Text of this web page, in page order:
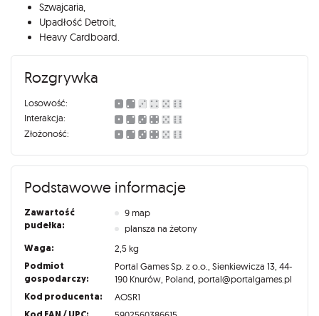
Szwajcaria,
Upadłość Detroit,
Heavy Cardboard.
Rozgrywka
Losowość:
Interakcja:
Złożoność:
Podstawowe informacje
Zawartość
pudełka:
9 map
plansza na żetony
Waga: 2,5 kg
Podmiot
gospodarczy:
Portal Games Sp. z o.o., Sienkiewicza 13, 44-
190 Knurów, Poland, portal@portalgames.pl
Kod producenta: AOSR1